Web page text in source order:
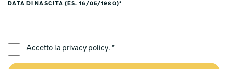
DATA DI NASCITA (ES. 16/05/1980)*
Accetto la privacy policy. *